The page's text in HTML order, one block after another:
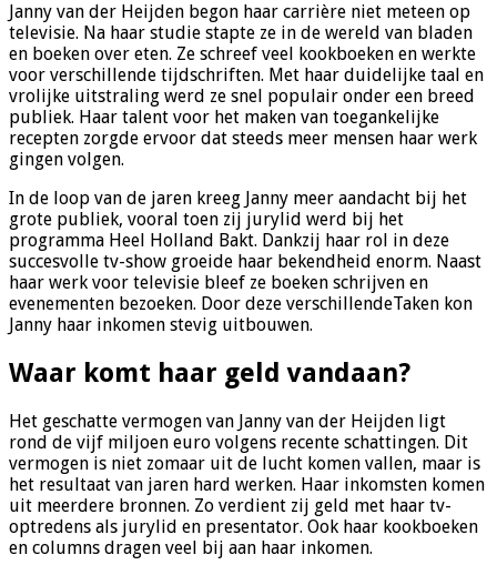
Janny van der Heijden begon haar carrière niet meteen op
televisie. Na haar studie stapte ze in de wereld van bladen
en boeken over eten. Ze schreef veel kookboeken en werkte
voor verschillende tijdschriften. Met haar duidelijke taal en
vrolijke uitstraling werd ze snel populair onder een breed
publiek. Haar talent voor het maken van toegankelijke
recepten zorgde ervoor dat steeds meer mensen haar werk
gingen volgen.
In de loop van de jaren kreeg Janny meer aandacht bij het
grote publiek, vooral toen zij jurylid werd bij het
programma Heel Holland Bakt. Dankzij haar rol in deze
succesvolle tv-show groeide haar bekendheid enorm. Naast
haar werk voor televisie bleef ze boeken schrijven en
evenementen bezoeken. Door deze verschillendeTaken kon
Janny haar inkomen stevig uitbouwen.
Waar komt haar geld vandaan?
Het geschatte vermogen van Janny van der Heijden ligt
rond de vijf miljoen euro volgens recente schattingen. Dit
vermogen is niet zomaar uit de lucht komen vallen, maar is
het resultaat van jaren hard werken. Haar inkomsten komen
uit meerdere bronnen. Zo verdient zij geld met haar tv-
optredens als jurylid en presentator. Ook haar kookboeken
en columns dragen veel bij aan haar inkomen.